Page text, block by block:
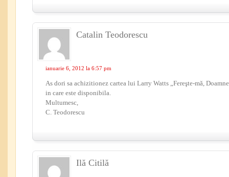
Catalin Teodorescu
ianuarie 6, 2012 la 6:57 pm
As dori sa achizitionez cartea lui Larry Watts „Fereşte-mă,
in care este disponibila.
Multumesc,
C. Teodorescu
Ilă Citilă